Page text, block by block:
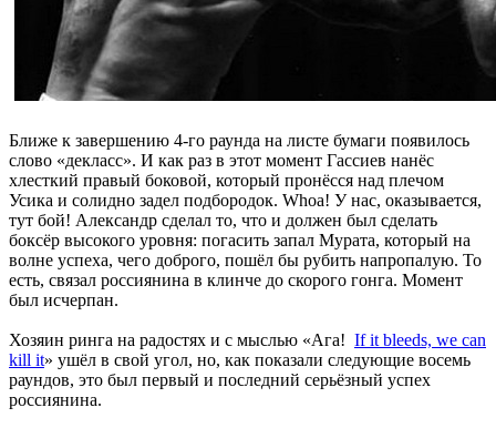
Ближе к завершению 4-го раунда на листе бумаги появилось
слово «декласс». И как раз в этот момент Гассиев нанёс
хлесткий правый боковой, который пронёсся над плечом
Усика и солидно задел подбородок. Whoa! У нас, оказывается,
тут бой! Александр сделал то, что и должен был сделать
боксёр высокого уровня: погасить запал Мурата, который на
волне успеха, чего доброго, пошёл бы рубить напропалую. То
есть, связал россиянина в клинче до скорого гонга. Момент
был исчерпан.
Хозяин ринга на радостях и с мыслью «Ага! If it bleeds, we can
kill it» ушёл в свой угол, но, как показали следующие восемь
раундов, это был первый и последний серьёзный успех
россиянина.